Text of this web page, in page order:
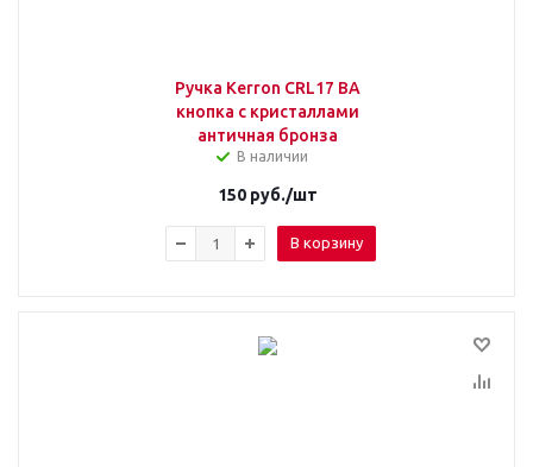
Ручка Kerron CRL17 BA
кнопка с кристаллами
античная бронза
В наличии
150руб./шт
В корзину